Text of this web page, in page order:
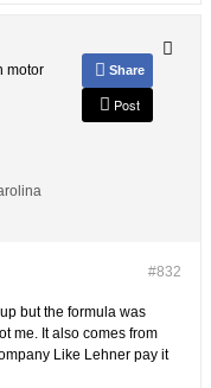
motor
Share
Post
#832
but the formula was
me. It also comes from
Like Lehner pay it